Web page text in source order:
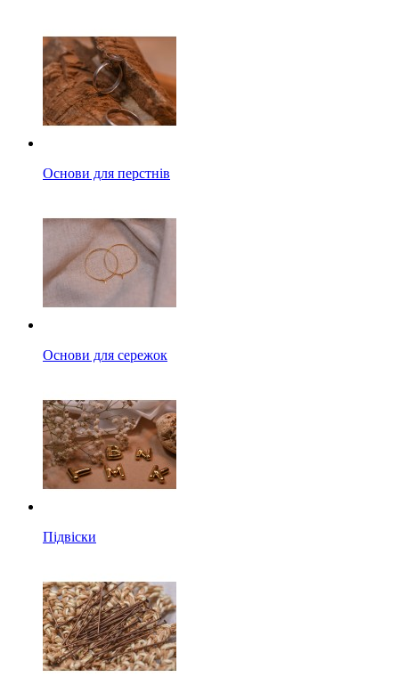
Основи для перстнів
Основи для сережок
Підвіски